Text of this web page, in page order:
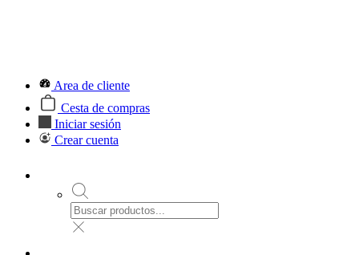
Area de cliente
Cesta de compras
Iniciar sesión
Crear cuenta